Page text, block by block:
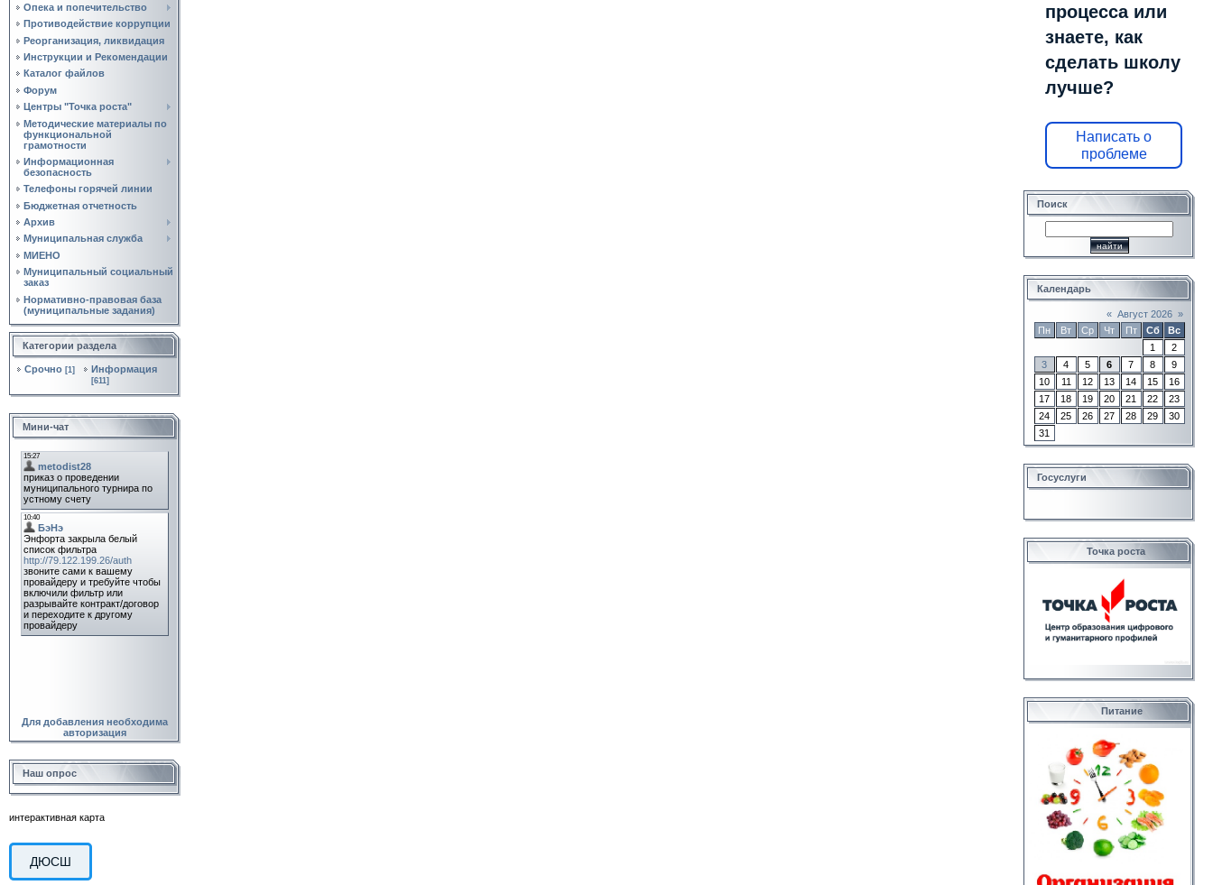
Опека и попечительство
Противодействие коррупции
Реорганизация, ликвидация
Инструкции и Рекомендации
Каталог файлов
Форум
Центры "Точка роста"
Методические материалы по
функциональной
грамотности
Информационная
безопасность
Телефоны горячей линии
Бюджетная отчетность
Архив
Муниципальная служба
МИЕНО
Муниципальный социальный
заказ
Нормативно‑правовая база
(муниципальные задания)
Категории раздела
Срочно [1] Информация
[611]
Мини-чат
Для добавления необходима
авторизация
Наш опрос
интерактивная карта
ДЮСШ
процесса или
знаете, как
сделать школу
лучше?
Написать о
проблеме
Поиск
Календарь
« Август 2026 »
Пн
Вт Ср Чт Пт Сб
Вс
1
2
3
4 5 6 7 8
9
10
11 12 13 14 15
16
17
18 19 20 21 22
23
24
25 26 27 28 29
30
31
Госуслуги
Точка роста
Питание